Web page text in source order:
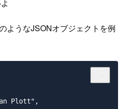
ようなJSONオブジェクトを例
Plott",